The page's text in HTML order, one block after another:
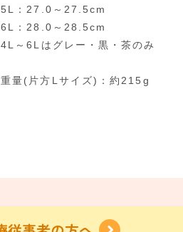
5L：27.0～27.5cm
6L：28.0～28.5cm
4L～6Lはグレー・黒・茶のみ
重量(片方Lサイズ)：約215g